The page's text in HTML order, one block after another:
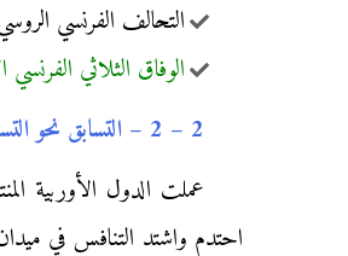
التحالف الفرنسي الروسي سنة 1892م: استهدف الدفاع عن حدود الدوليتين ضد أي هجوم محتمل من
الوفاق الثلاثي الفرنسي
2 – 2 – التسابق نحو التسلح:
عملت الدول الأوربية
احتدم واشتد التنافس في